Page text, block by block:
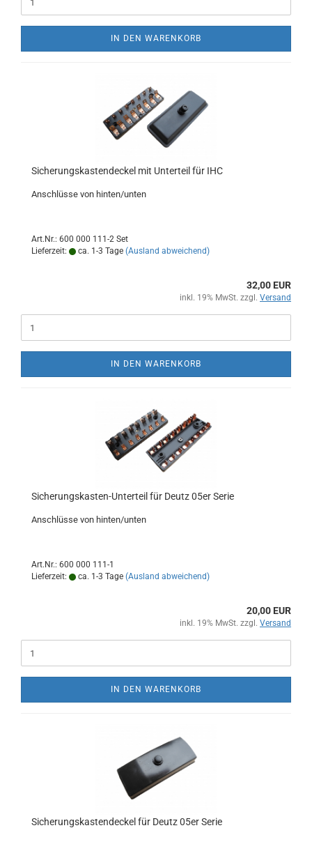
IN DEN WARENKORB
Sicherungskastendeckel mit Unterteil für IHC
Anschlüsse von hinten/unten
Art.Nr.: 600 000 111-2 Set
Lieferzeit:
ca. 1-3 Tage (Ausland abweichend)
32,00 EUR
inkl. 19% MwSt. zzgl. Versand
IN DEN WARENKORB
Sicherungskasten-Unterteil für Deutz 05er Serie
Anschlüsse von hinten/unten
Art.Nr.: 600 000 111-1
Lieferzeit:
ca. 1-3 Tage (Ausland abweichend)
20,00 EUR
inkl. 19% MwSt. zzgl. Versand
IN DEN WARENKORB
Sicherungskastendeckel für Deutz 05er Serie